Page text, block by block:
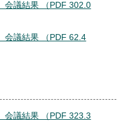
会議結果 （PDF 302.0
会議結果 （PDF 62.4
会議結果 （PDF 323.3